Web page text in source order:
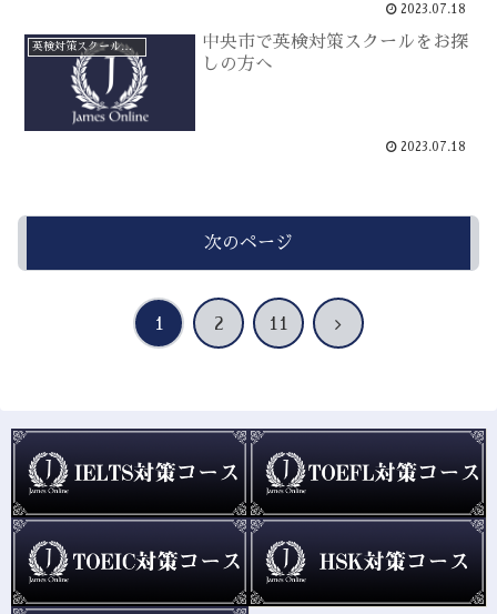
2023.07.18
英検対策スクールをお探しの方へ
中央市で英検対策スクールをお探
しの方へ
2023.07.18
次のページ
1 2 11 次